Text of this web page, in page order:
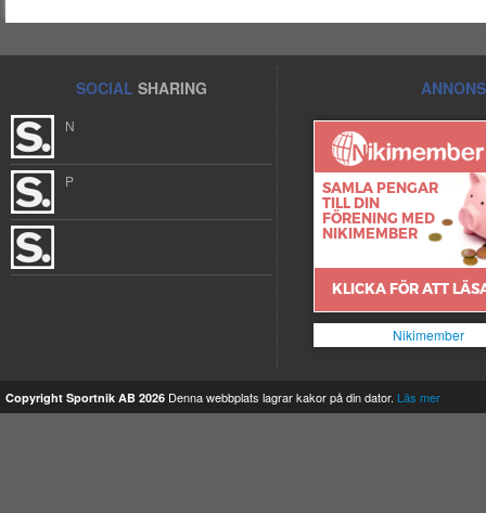
Melvin
SOCIAL SHARING
N
P
Nikimember
Copyright Sportnik AB 2026 Denna webbplats lagrar kakor på din dator. Läs mer